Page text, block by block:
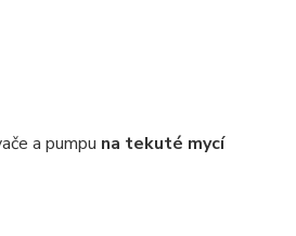
a pumpu na tekuté mycí